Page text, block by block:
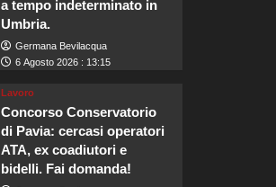
a tempo indeterminato in
Umbria.
Germana Bevilacqua
6 Agosto 2026 : 13:15
Lavoro
Concorso Conservatorio
di Pavia: cercasi operatori
ATA, ex coadiutori e
bidelli. Fai domanda!